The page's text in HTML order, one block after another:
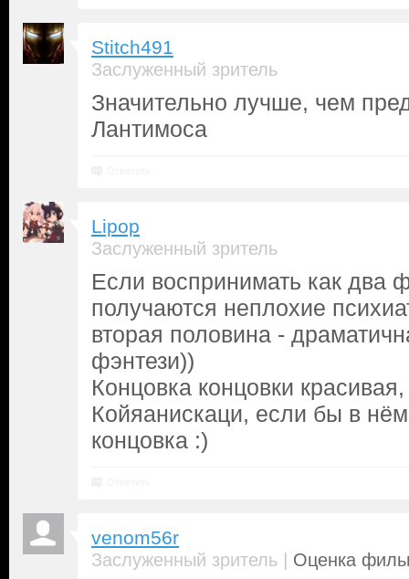
Stitch491
Заслуженный зритель
Значительно лучше, чем
Лантимоса
Lipop
Заслуженный зритель
Если воспринимать как два
получаются неплохие
вторая половина -
фэнтези))
Концовка концовки
Койяанискаци, если бы в
концовка :)
venom56r
Заслуженный зритель | Оценка